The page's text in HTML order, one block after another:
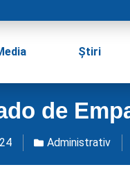
Știri
de
Administrativ